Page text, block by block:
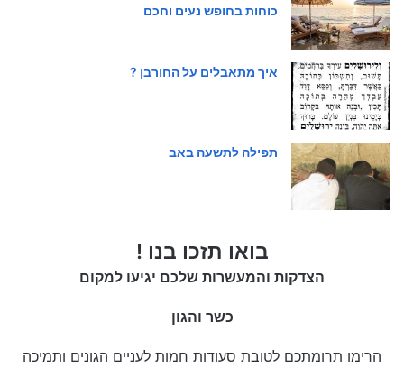
כוחות בחופש נעים וחכם
איך מתאבלים על החורבן ?
תפילה לתשעה באב
בואו תזכו בנו !
הצדקות והמעשרות שלכם יגיעו למקום
כשר והגון
הרימו תרומתכם לטובת סעודות חמות לעניים הגונים ותמיכה